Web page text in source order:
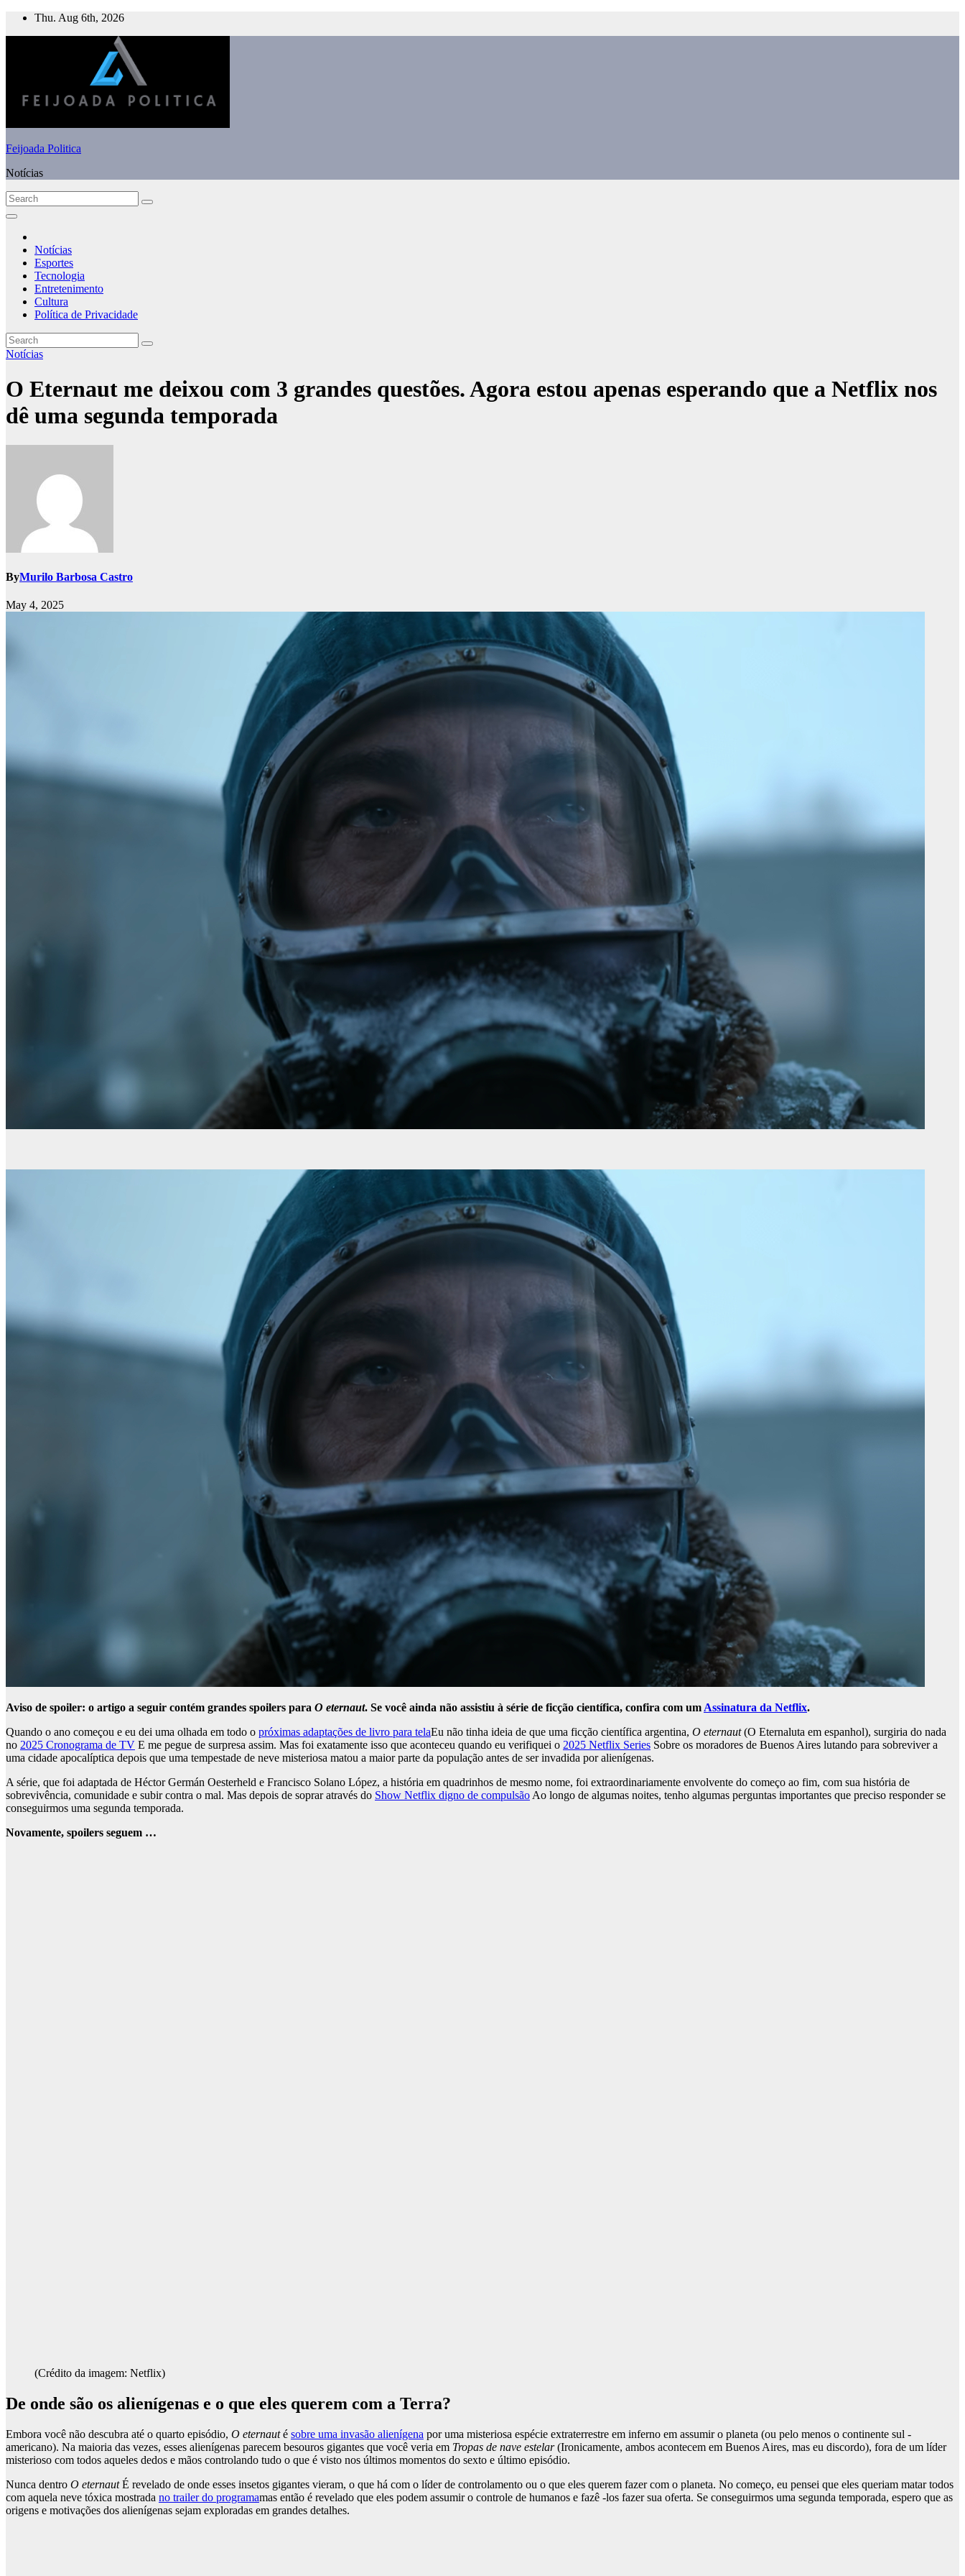
Skip
Thu. Aug 6th, 2026
Feijoada Politica
Notícias
Notícias
Esportes
Tecnologia
Entretenimento
Cultura
Política de Privacidade
Notícias
O Eternaut me deixou com 3 grandes questões. Agora estou apenas esperando que a Netflix nos
dê uma segunda temporada
ByMurilo Barbosa Castro
May 4, 2025
Aviso de spoiler: o artigo a seguir contém grandes spoilers para O eternaut. Se você ainda não assistiu à série de ficção científica, confira com umAssinatura da Netflix.
Quando o ano começou e eu dei uma olhada em todo o próximas adaptações de livro para telaEu não tinha ideia de que uma ficção científica argentina, O eternaut(O Eternaluta em espanhol), surgiria do nada
no 2025 Cronograma de TV E me pegue de surpresa assim. Mas foi exatamente isso que aconteceu quando eu verifiquei o 2025 Netflix Series Sobre os moradores de Buenos Aires lutando para sobreviver a
uma cidade apocalíptica depois que uma tempestade de neve misteriosa matou a maior parte da população antes de ser invadida por alienígenas.
A série, que foi adaptada de Héctor Germán Oesterheld e Francisco Solano López, a história em quadrinhos de mesmo nome, foi extraordinariamente envolvente do começo ao fim, com sua história de
sobrevivência, comunidade e subir contra o mal. Mas depois de soprar através do Show Netflix digno de compulsãoAo longo de algumas noites, tenho algumas perguntas importantes que preciso responder se
conseguirmos uma segunda temporada.
Novamente, spoilers seguem …
(Crédito da imagem: Netflix)
De onde são os alienígenas e o que eles querem com a Terra?
Embora você não descubra até o quarto episódio, O eternauté sobre uma invasão alienígena por uma misteriosa espécie extraterrestre em inferno em assumir o planeta (ou pelo menos o continente sul -
americano). Na maioria das vezes, esses alienígenas parecem besouros gigantes que você veria em Tropas de nave estelar(Ironicamente, ambos acontecem em Buenos Aires, mas eu discordo), fora de um líder
misterioso com todos aqueles dedos e mãos controlando tudo o que é visto nos últimos momentos do sexto e último episódio.
Nunca dentro O eternautÉ revelado de onde esses insetos gigantes vieram, o que há com o líder de controlamento ou o que eles querem fazer com o planeta. No começo, eu pensei que eles queriam matar todos
com aquela neve tóxica mostrada no trailer do programamas então é revelado que eles podem assumir o controle de humanos e fazê -los fazer sua oferta. Se conseguirmos uma segunda temporada, espero que as
origens e motivações dos alienígenas sejam exploradas em grandes detalhes.